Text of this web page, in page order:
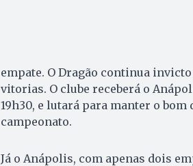
empate. O Dragão continua
vitorias. O clube receberá o
19h30, e lutará para manter o
campeonato.
Já o Anápolis, com apenas dois